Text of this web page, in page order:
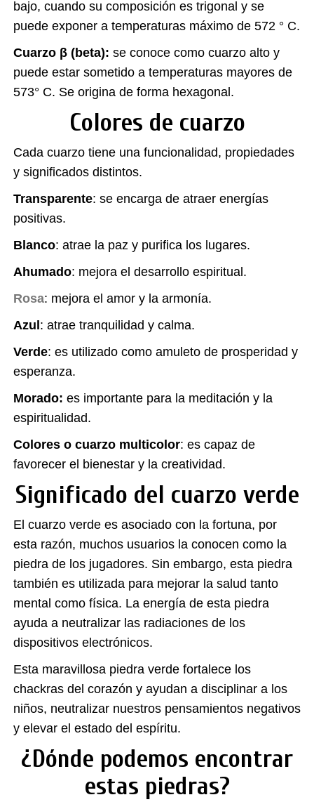
bajo, cuando su composición es trigonal y se
puede exponer a temperaturas máximo de 572 ° C.
Cuarzo β (beta): se conoce como cuarzo alto y
puede estar sometido a temperaturas mayores de
573° C. Se origina de forma hexagonal.
Colores de cuarzo
Cada cuarzo tiene una funcionalidad, propiedades
y significados distintos.
Transparente: se encarga de atraer energías
positivas.
Blanco: atrae la paz y purifica los lugares.
Ahumado: mejora el desarrollo espiritual.
Rosa: mejora el amor y la armonía.
Azul : atrae tranquilidad y calma.
Verde: es utilizado como amuleto de prosperidad y
esperanza.
Morado: es importante para la meditación y la
espiritualidad.
Colores o cuarzo multicolor: es capaz de
favorecer el bienestar y la creatividad.
Significado del cuarzo verde
El cuarzo verde es asociado con la fortuna, por
esta razón, muchos usuarios la conocen como la
piedra de los jugadores. Sin embargo, esta piedra
también es utilizada para mejorar la salud tanto
mental como física. La energía de esta piedra
ayuda a neutralizar las radiaciones de los
dispositivos electrónicos.
Esta maravillosa piedra verde fortalece los
chackras del corazón y ayudan a disciplinar a los
niños, neutralizar nuestros pensamientos negativos
y elevar el estado del espíritu.
¿Dónde podemos encontrar
estas piedras?